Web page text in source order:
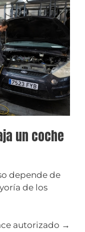
un coche
depende de
de los
autorizado →